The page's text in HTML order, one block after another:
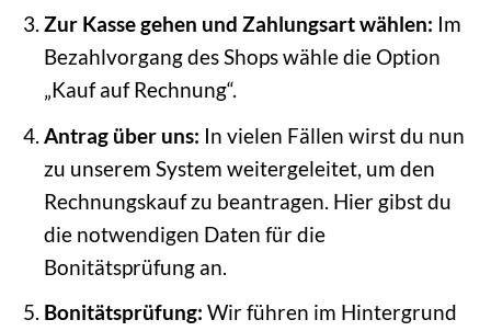
Zur Kasse gehen und Zahlungsart wählen: Im
Bezahlvorgang des Shops wähle die Option
„Kauf auf Rechnung“.
Antrag über uns: In vielen Fällen wirst du nun
zu unserem System weitergeleitet, um den
Rechnungskauf zu beantragen. Hier gibst du
die notwendigen Daten für die
Bonitätsprüfung an.
Bonitätsprüfung: Wir führen im Hintergrund